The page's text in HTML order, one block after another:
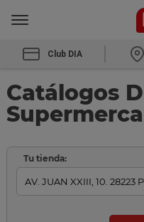
Club DIA
Catálogos
Tu tienda: